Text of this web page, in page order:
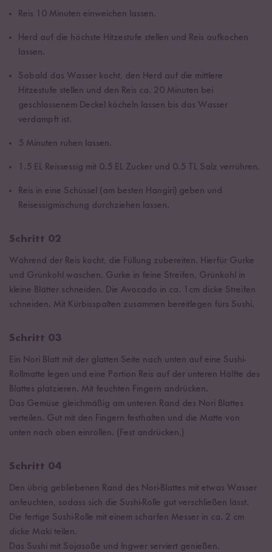
Reis 10 Minuten einweichen lassen.
Herd auf die höchste Hitzestufe stellen und Reis aufkochen
lassen.
Sobald das Wasser kocht, den Herd auf die mittlere
Hitzestufe stellen und den Reis ca. 20 Minuten bei
geschlossenem Deckel köcheln lassen bis das Wasser
verdampft ist.
5 Minuten ruhen lassen.
1.5 EL Reissessig mit 0.5 EL Zucker und 0.5 TL Salz verrühren.
Reis in eine Schüssel (am besten Hangiri) geben und
Reisessigmischung durchziehen lassen.
Schritt 02
Während der Reis kocht, die Füllung zubereiten. Hierfür Gurke
und Grünkohl waschen. Gurke in feine Streifen, Grünkohl in
kleine Blätter schneiden. Die Avocado in ca. 1cm dicke Streifen
schneiden. Mit Kürbisspalten zusammen bereitlegen fürs Sushi.
Schritt 03
Ein Nori Blatt mit der glatten Seite nach unten auf eine Sushi-
Rollmatte legen und eine Portion Reis auf der unteren Hälfte des
Blattes platzieren. Mit feuchten Fingern andrücken.
Das Gemüse gleichmäßig am unteren Rand des Nori Blattes
verteilen. Gut mit den Fingern festhalten und die Matte von
unten nach oben einrollen. (Fest andrücken.)
Schritt 04
Den übrig gebliebenen Rand des Nori-Blattes mit etwas Wasser
anfeuchten, sodass sich die Sushi-Rolle gut verschließen lässt.
Die fertige Sushi-Rolle mit einem scharfen Messer in ca. 2 cm
dicke Maki teilen.
Das Sushi mit Sojasoße und Ingwer serviert genießen.